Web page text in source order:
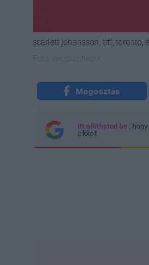
scarlett johansson, tiff, toronto,
Megosztás
Itt állíthatod be ,
cikkeit